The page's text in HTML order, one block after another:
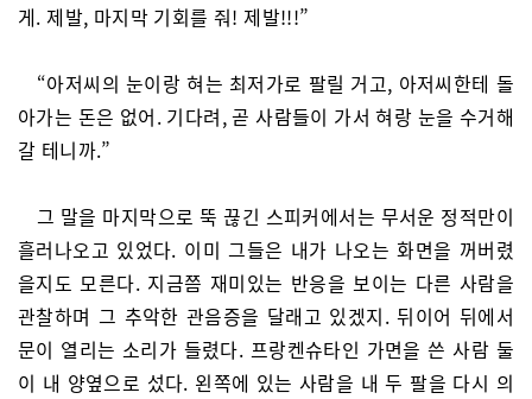
게. 제발, 마지막 기회를 줘! 제발!!!”
“아저씨의 눈이랑 혀는 최저가로 팔릴 거고, 아저씨한테 돌
아가는 돈은 없어. 기다려, 곧 사람들이 가서 혀랑 눈을 수거해
갈 테니까.”
그 말을 마지막으로 뚝 끊긴 스피커에서는 무서운 정적만이
흘러나오고 있었다. 이미 그들은 내가 나오는 화면을 꺼버렸
을지도 모른다. 지금쯤 재미있는 반응을 보이는 다른 사람을
관찰하며 그 추악한 관음증을 달래고 있겠지. 뒤이어 뒤에서
문이 열리는 소리가 들렸다. 프랑켄슈타인 가면을 쓴 사람 둘
이 내 양옆으로 섰다. 왼쪽에 있는 사람을 내 두 팔을 다시 의